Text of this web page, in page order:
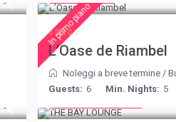
In primo piano
L’Oase de Riambel
Noleggi a breve termine /
Guests: 6 Min. Nights: 5